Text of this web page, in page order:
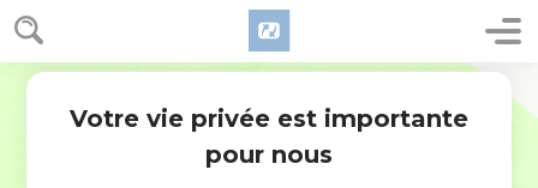
Votre vie privée est importante
pour nous